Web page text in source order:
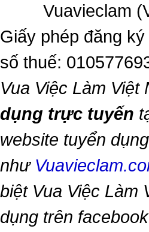
Vuavieclam
Giấy phép đăng
số thuế:
Vua Việc Làm Việt
dụng trực tuyến
website tuyển
như
biệt Vua Việc Làm
dụng trên